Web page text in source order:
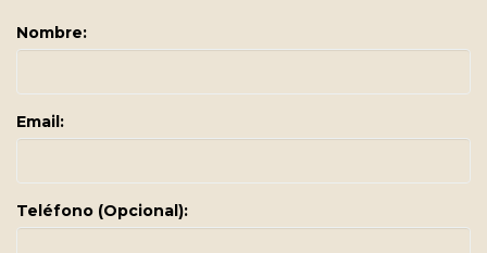
Nombre:
Email:
Teléfono (Opcional):